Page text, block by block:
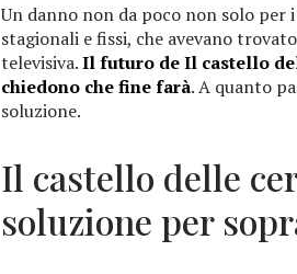
Un danno non da poco non solo
stagionali e fissi, che avevano
televisiva.Il futuro de Il castello
chiedono che fine farà. A quanto
soluzione.
Il castello delle
soluzione per